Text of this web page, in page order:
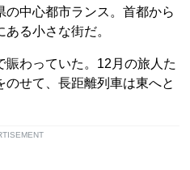
中心都市ランス。首都から
る小さな街だ。
わっていた。12月の旅人た
せて、長距離列車は東へと